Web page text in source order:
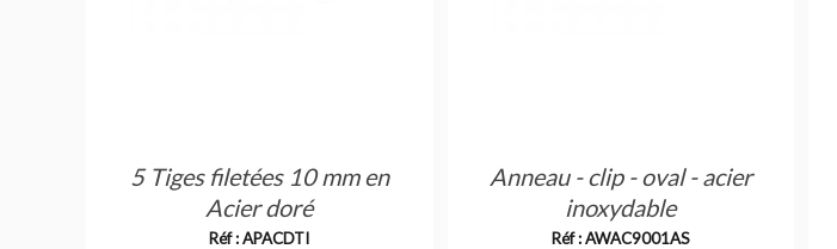
5 Tiges filetées 10 mm en
Acier doré
Réf : APACDTI
Anneau - clip - oval - acier
inoxydable
Réf : AWAC9001AS